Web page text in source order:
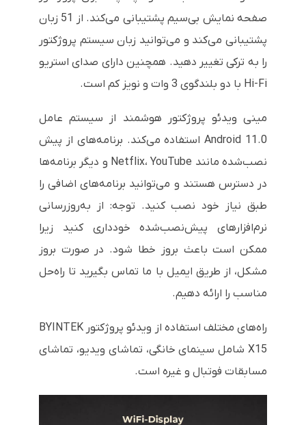
صفحه نمایش بی‌سیم پشتیبانی می‌کند. از 51 زبان
پشتیبانی می‌کند و می‌توانید زبان سیستم پروژکتور
را به ترکی تغییر دهید. همچنین دارای صدای استریو
Hi-Fi با دو بلندگوی 3 وات و نویز کم است.
مینی ویدئو پروژکتور هوشمند از سیستم عامل
Android 11.0 استفاده می‌کند. برنامه‌های از پیش
نصب‌شده مانند Netflix، YouTube و دیگر برنامه‌ها
در دسترس هستند و می‌توانید برنامه‌های اضافی را
طبق نیاز خود نصب کنید. توجه: از به‌روزرسانی
نرم‌افزارهای پیش‌نصب‌شده خودداری کنید زیرا
ممکن است باعث بروز خطا شود. در صورت بروز
مشکل، از طریق ایمیل با ما تماس بگیرید تا راه‌حل
مناسب را ارائه دهیم.
راه‌های مختلف استفاده از ویدئو پروژکتور BYINTEK
X15 شامل سینمای خانگی، تماشای ویدیو، تماشای
مسابقات فوتبال و غیره است.